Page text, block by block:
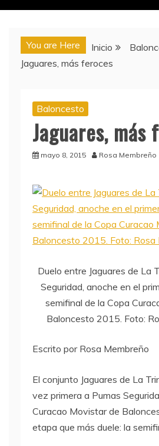
You are Here Inicio
Jaguares, más feroces
Baloncesto
Jaguares, más
mayo 8, 2015 Rosa Membreño
Duelo entre Jaguares de La
Seguridad, anoche en el
semifinal de la Copa
Baloncesto 2015. Foto:
Escrito por Rosa Membreño
El conjunto Jaguares de La
vez primera a Pumas
Curacao Movistar de
etapa que más duele: la